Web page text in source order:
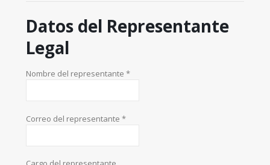
Datos del Representante
Legal
Nombre del representante *
Correo del representante *